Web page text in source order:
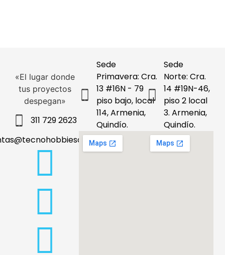
«El lugar donde
tus proyectos
despegan»
311 729 2623
Sede
Primavera: Cra.
13 #16N - 79
piso bajo, local
114, Armenia,
Quindío.
Sede
Norte: Cra.
14 #19N-46,
piso 2 local
3. Armenia,
Quindío.